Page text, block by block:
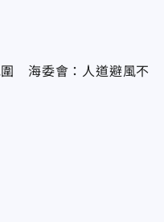
圍 海委會：人道避風不